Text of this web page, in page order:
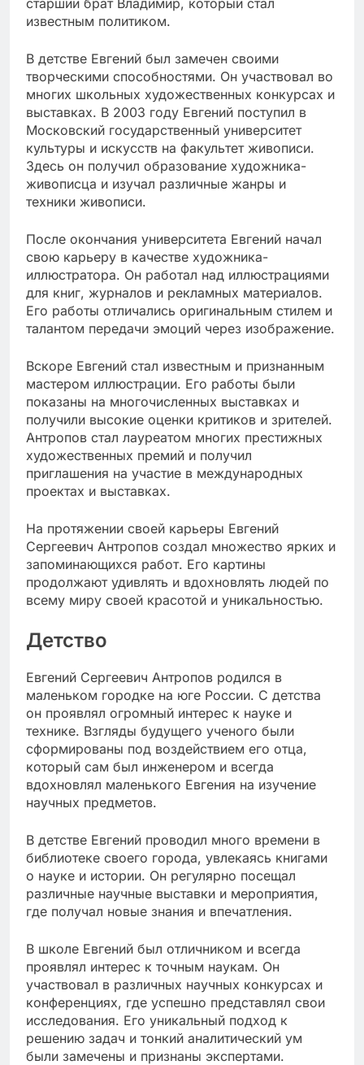
известным политиком.
В детстве Евгений был замечен своими
творческими способностями. Он участвовал во
многих школьных художественных конкурсах и
выставках. В 2003 году Евгений поступил в
Московский государственный университет
культуры и искусств на факультет живописи.
Здесь он получил образование художника-
живописца и изучал различные жанры и
техники живописи.
После окончания университета Евгений начал
свою карьеру в качестве художника-
иллюстратора. Он работал над иллюстрациями
для книг, журналов и рекламных материалов.
Его работы отличались оригинальным стилем и
талантом передачи эмоций через изображение.
Вскоре Евгений стал известным и признанным
мастером иллюстрации. Его работы были
показаны на многочисленных выставках и
получили высокие оценки критиков и зрителей.
Антропов стал лауреатом многих престижных
художественных премий и получил
приглашения на участие в международных
проектах и выставках.
На протяжении своей карьеры Евгений
Сергеевич Антропов создал множество ярких и
запоминающихся работ. Его картины
продолжают удивлять и вдохновлять людей по
всему миру своей красотой и уникальностью.
Детство
Евгений Сергеевич Антропов родился в
маленьком городке на юге России. С детства
он проявлял огромный интерес к науке и
технике. Взгляды будущего ученого были
сформированы под воздействием его отца,
который сам был инженером и всегда
вдохновлял маленького Евгения на изучение
научных предметов.
В детстве Евгений проводил много времени в
библиотеке своего города, увлекаясь книгами
о науке и истории. Он регулярно посещал
различные научные выставки и мероприятия,
где получал новые знания и впечатления.
В школе Евгений был отличником и всегда
проявлял интерес к точным наукам. Он
участвовал в различных научных конкурсах и
конференциях, где успешно представлял свои
исследования. Его уникальный подход к
решению задач и тонкий аналитический ум
были замечены и признаны экспертами.